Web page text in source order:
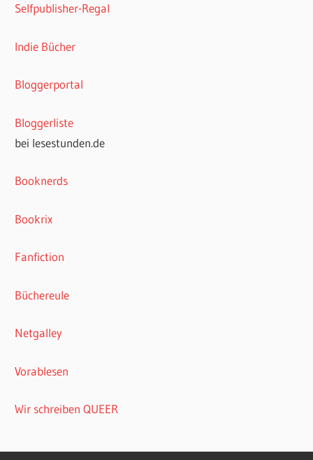
Selfpublisher-Regal
Indie Bücher
Bloggerportal
Bloggerliste
bei lesestunden.de
Booknerds
Bookrix
Fanfiction
Büchereule
Netgalley
Vorablesen
Wir schreiben QUEER